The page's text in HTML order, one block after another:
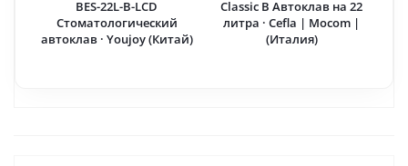
BES-22L-B-LCD
Стоматологический
автоклав · Youjoy (Китай)
Classic B Автоклав на 22
литра · Cefla | Mocom |
(Италия)